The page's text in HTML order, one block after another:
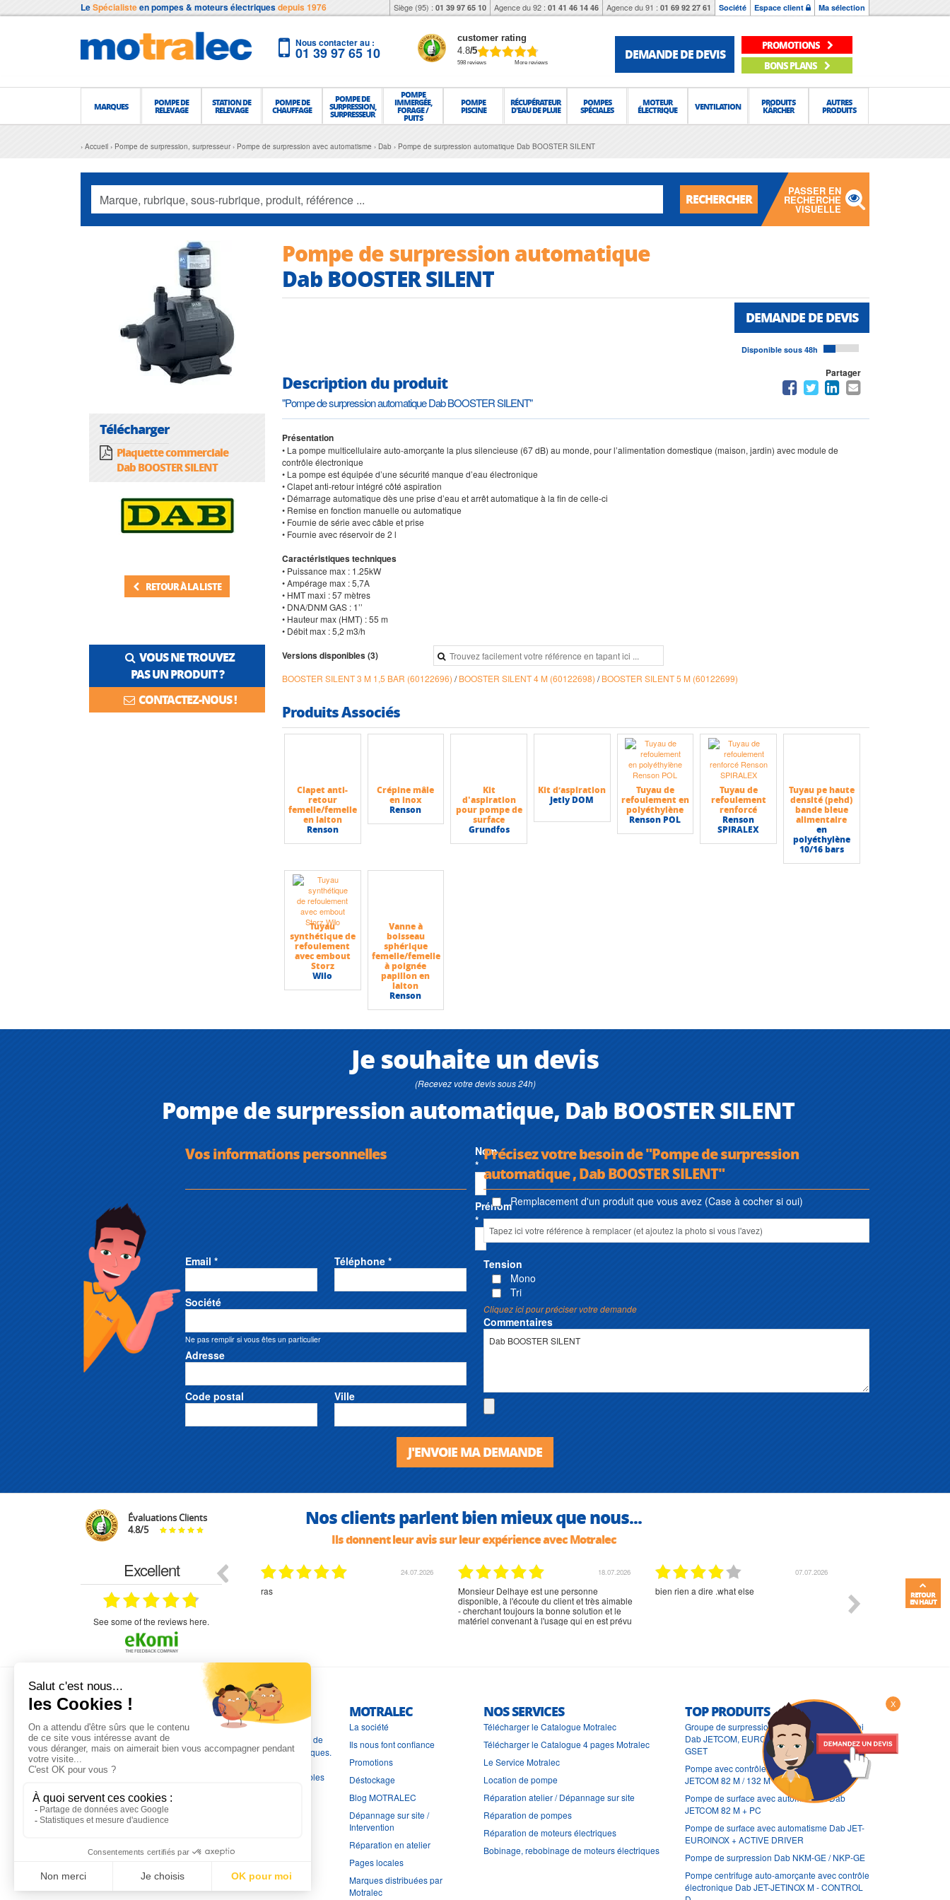
LeSpécialisteen pompes & moteurs électriquesdepuis 1976 Siège (95) : 01 39 97 65 10 Agence du 92 : 01 41 46 14 46 Agence du 91 : 01 69 92 27 61 Société Espace client Ma sélection
Nous contacter au :
01 39 97 65 10
customer rating
4.8/5
598 reviews More reviews
DEMANDE DE DEVIS
PROMOTIONS
BONS PLANS
MARQUES POMPE DE
RELEVAGE
STATION DE
RELEVAGE
POMPE DE
CHAUFFAGE
POMPE DE
SURPRESSION,
SURPRESSEUR
POMPE
IMMERGÉE,
FORAGE /
PUITS
POMPE
PISCINE
RÉCUPÉRATEUR
D'EAU DE PLUIE
POMPES
SPÉCIALES
MOTEUR
ÉLECTRIQUE VENTILATION PRODUITS
KÄRCHER
AUTRES
PRODUITS
Accueil Pompe de surpression, surpresseur Pompe de surpression avec automatisme Dab Pompe de surpression automatique Dab BOOSTER SILENT
RECHERCHER
PASSER EN
RECHERCHE
VISUELLE
Télécharger
Plaquette commerciale
Dab BOOSTER SILENT
RETOUR À LA LISTE
VOUS NE TROUVEZ
PAS UN PRODUIT ?
CONTACTEZ-NOUS !
Pompe de surpression automatique
Dab BOOSTER SILENT
DEMANDE DE DEVIS
Disponible sous 48h
Description du produit
"Pompe de surpression automatique Dab BOOSTER SILENT"
Partager
Présentation
• La pompe multicellulaire auto-amorçante la plus silencieuse (67 dB) au monde, pour l’alimentation domestique (maison, jardin) avec module de
contrôle électronique
• La pompe est équipée d’une sécurité manque d’eau électronique
• Clapet anti-retour intégré côté aspiration
• Démarrage automatique dès une prise d’eau et arrêt automatique à la fin de celle-ci
• Remise en fonction manuelle ou automatique
• Fournie de série avec câble et prise
• Fournie avec réservoir de 2 l
Caractéristiques techniques
• Puissance max : 1.25kW
• Ampérage max : 5,7A
• HMT maxi : 57 mètres
• DNA/DNM GAS : 1’’
• Hauteur max (HMT) : 55 m
• Débit max : 5,2 m3/h
Versions disponibles (3)
BOOSTER SILENT 3 M 1,5 BAR (60122696) /BOOSTER SILENT 4 M (60122698) /BOOSTER SILENT 5 M (60122699)
Produits Associés
Clapet anti-
retour
femelle/femelle
en laiton
Renson
Crépine mâle
en inox
Renson
Kit
d'aspiration
pour pompe de
surface
Grundfos
Kit d’aspiration
Jetly DOM
Tuyau de
refoulement en
polyéthylène
Renson POL
Tuyau de
refoulement
renforcé
Renson
SPIRALEX
Tuyau pe haute
densité (pehd)
bande bleue
alimentaire
en
polyéthylène
10/16 bars
Tuyau
synthétique de
refoulement
avec embout
Storz
Wilo
Vanne à
boisseau
sphérique
femelle/femelle
à poignée
papillon en
laiton
Renson
Je souhaite un devis
(Recevez votre devis sous 24h)
Pompe de surpression automatique, Dab BOOSTER SILENT
Vos informations personnelles
Nom
*
Prénom
*
Email * Téléphone *
Société
Ne pas remplir si vous êtes un particulier
Adresse
Code postal Ville
Précisez votre besoin de "Pompe de surpression
automatique , Dab BOOSTER SILENT"
Remplacement d'un produit que vous avez (Case à cocher si oui)
Tension
Mono
Tri
Cliquez ici pour préciser votre demande
Commentaires
J'ENVOIE MA DEMANDE
Évaluations Clients
4.8/5 Nos clients parlent bien mieux que nous...
Ils donnent leur avis sur leur expérience avec Motralec
Excellent
see some of the reviews here.
29.03.2026
bonjour commande pompe puit malgré un
appel en dehors des heures d ouverture votre
commercial a géré ma demande le devis reçu
immédiatement un fois le paiement effectue la
commande a été valider l envoi a été un peu
long mais dans l ensemble très satisfait
24.07.2026
ras
18.07.2026
Monsieur Delhaye est une personne
disponible, à l'écoute du client et très aimable
- cherchant toujours la bonne solution et le
matériel convenant à l'usage qui en est prévu
07.07.2026
bien rien a dire .what else
L'EXPERTISE MOTRALEC
Depuis 1976, nous sommes
les spécialistes numéro 1 en
Franceen pompes de relevage, station de relevage, pompe de
chauffage, suppression, forage, immergée et moteurs électriques.
Nous assurons
dépannage
, tout en travaillant avec les marques les plus fiables
MOTRALEC
La société
Ils nous font confiance
Promotions
Déstockage
Blog MOTRALEC
Dépannage sur site /
Intervention
Réparation en atelier
Pages locales
Marques distribuées par
Motralec
NOS SERVICES
Télécharger le Catalogue Motralec
Télécharger le Catalogue 4 pages Motralec
Le Service Motralec
Location de pompe
Réparation atelier / Dépannage sur site
Réparation de pompes
Réparation de moteurs électriques
Bobinage, rebobinage de moteurs électriques
TOP PRODUITS
Groupe de surpression compact prêt à l'emploi
Dab JETCOM, EURO INOX - CONTROL-D
GSET
Pompe avec contrôle électronique Dab
JETCOM 82 M / 132 M - CONTROL D-GSET
Pompe de surface avec automatisme Dab
JETCOM 82 M + PC
Pompe de surface avec automatisme Dab JET-
EUROINOX + ACTIVE DRIVER
Pompe de surpression Dab NKM-GE / NKP-GE
Pompe centrifuge auto-amorçante avec contrôle
électronique Dab JET-JETINOX M - CONTROL
X
RETOUR
EN HAUT